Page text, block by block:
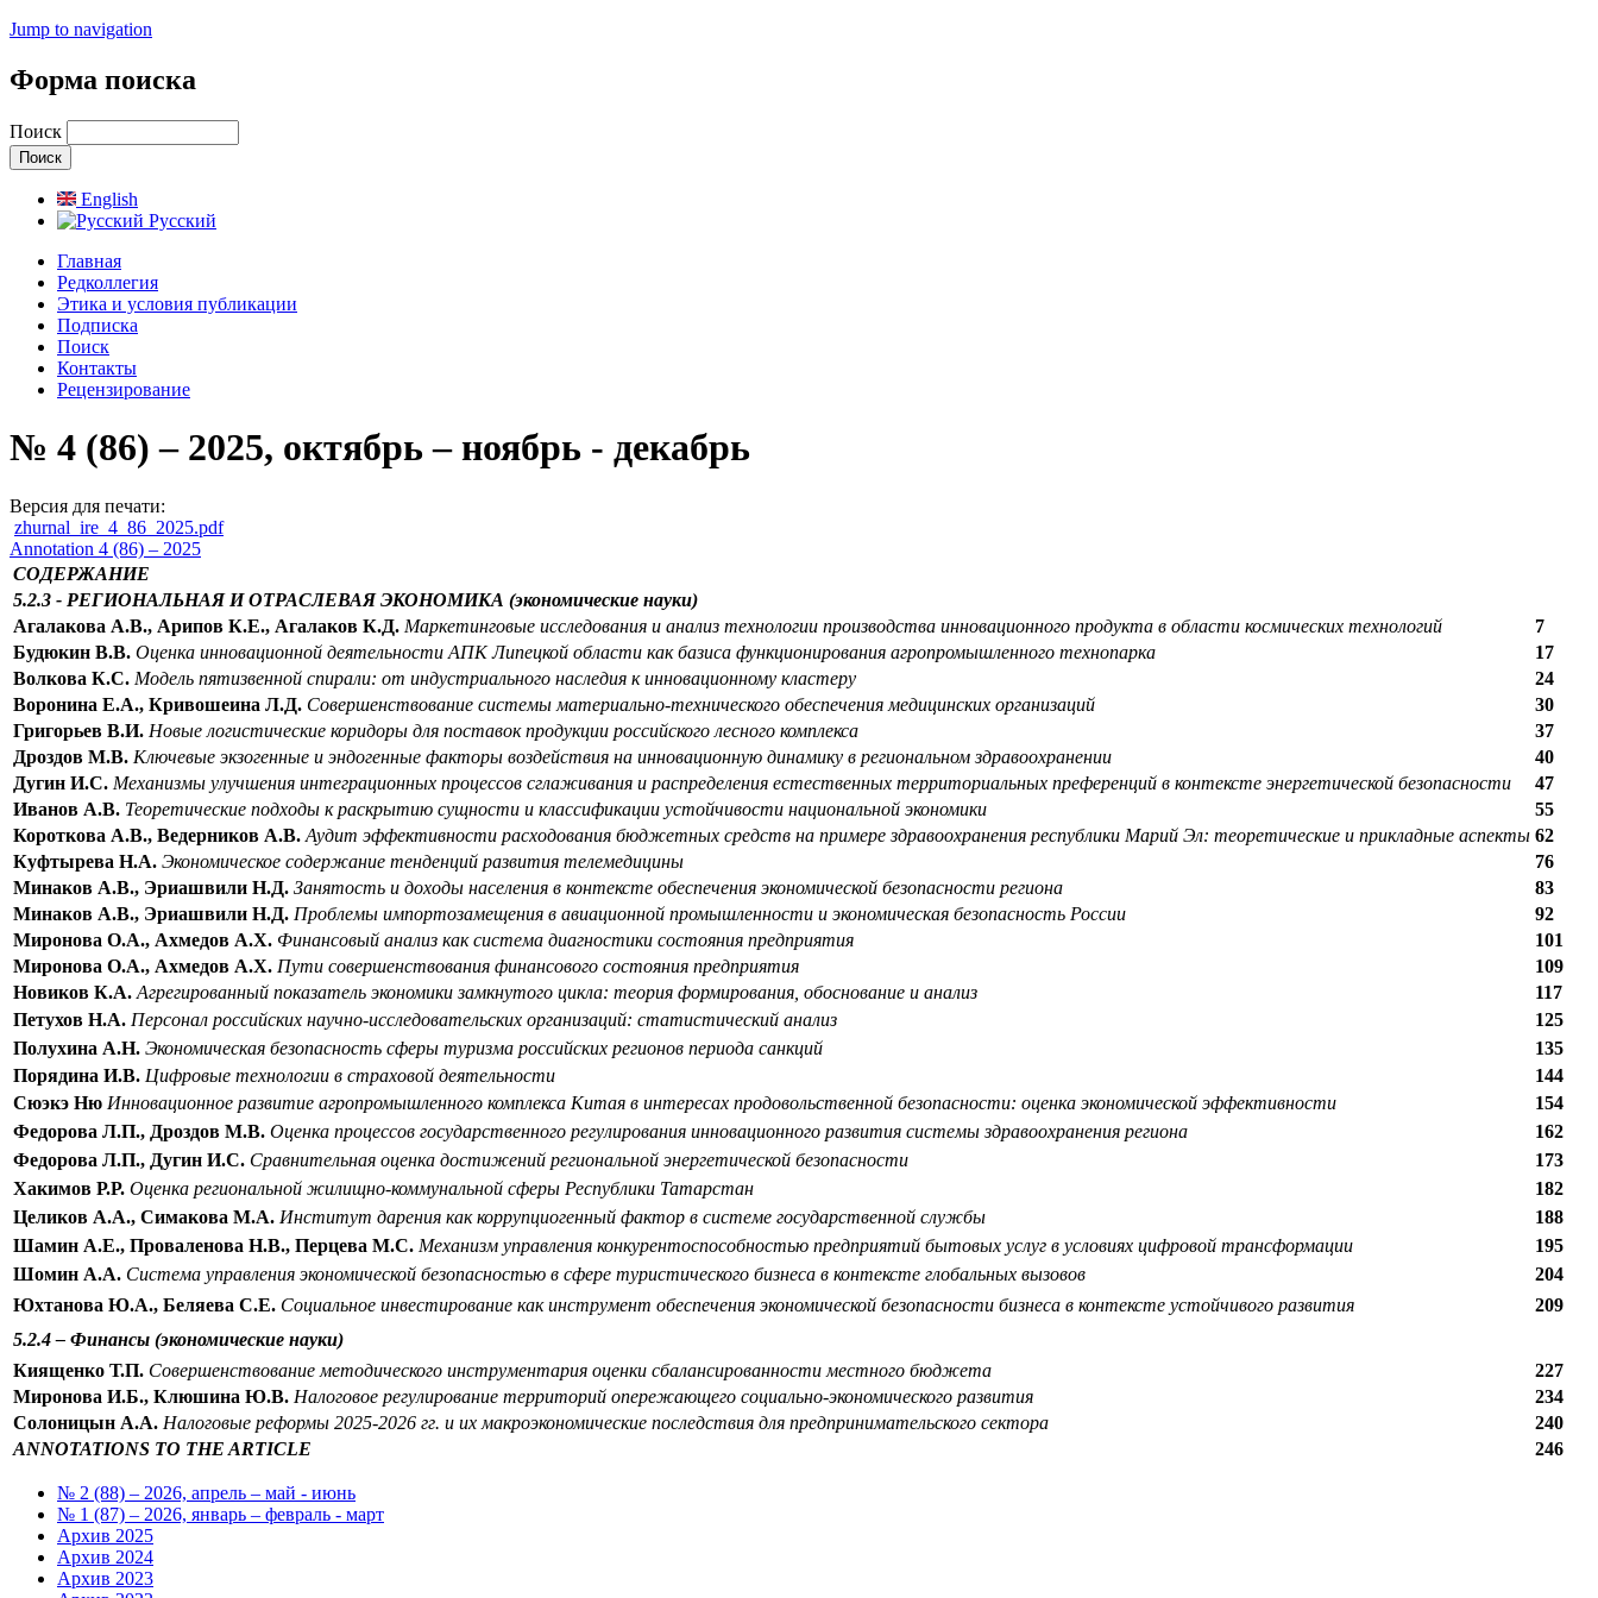
Jump to navigation
Форма поиска
Поиск
English
Русский
Главная
Редколлегия
Этика и условия публикации
Подписка
Поиск
Контакты
Рецензирование
№ 4 (86) – 2025, октябрь – ноябрь - декабрь
Версия для печати:
zhurnal_ire_4_86_2025.pdf
Annotation 4 (86) – 2025
СОДЕРЖАНИЕ
5.2.3 - РЕГИОНАЛЬНАЯ И ОТРАСЛЕВАЯ ЭКОНОМИКА (экономические науки)
Агалакова А.В., Арипов К.Е., Агалаков К.Д. Маркетинговые исследования и анализ технологии производства инновационного продукта в области космических технологий
7
Будюкин В.В. Оценка инновационной деятельности АПК Липецкой области как базиса функционирования агропромышленного технопарка
17
Волкова К.С. Модель пятизвенной спирали: от индустриального наследия к инновационному кластеру
24
Воронина Е.А., Кривошеина Л.Д. Совершенствование системы материально-технического обеспечения медицинских организаций
30
Григорьев В.И. Новые логистические коридоры для поставок продукции российского лесного комплекса
37
Дроздов М.В. Ключевые экзогенные и эндогенные факторы воздействия на инновационную динамику в региональном здравоохранении
40
Дугин И.С. Механизмы улучшения интеграционных процессов сглаживания и распределения естественных территориальных преференций в контексте энергетической безопасности
47
Иванов А.В. Теоретические подходы к раскрытию сущности и классификации устойчивости национальной экономики
55
Короткова А.В., Ведерников А.В. Аудит эффективности расходования бюджетных средств на примере здравоохранения республики Марий Эл: теоретические и прикладные аспекты 62
Куфтырева Н.А. Экономическое содержание тенденций развития телемедицины
76
Минаков А.В., Эриашвили Н.Д. Занятость и доходы населения в контексте обеспечения экономической безопасности региона
83
Минаков А.В., Эриашвили Н.Д. Проблемы импортозамещения в авиационной промышленности и экономическая безопасность России
92
Миронова О.А., Ахмедов А.Х. Финансовый анализ как система диагностики состояния предприятия
101
Миронова О.А., Ахмедов А.Х. Пути совершенствования финансового состояния предприятия
109
Новиков К.А. Агрегированный показатель экономики замкнутого цикла: теория формирования, обоснование и анализ
117
Петухов Н.А. Персонал российских научно-исследовательских организаций: статистический анализ
125
Полухина А.Н. Экономическая безопасность сферы туризма российских регионов периода санкций
135
Порядина И.В. Цифровые технологии в страховой деятельности
144
Сюэкэ Ню Инновационное развитие агропромышленного комплекса Китая в интересах продовольственной безопасности: оценка экономической эффективности
154
Федорова Л.П., Дроздов М.В. Оценка процессов государственного регулирования инновационного развития системы здравоохранения региона
162
Федорова Л.П., Дугин И.С. Сравнительная оценка достижений региональной энергетической безопасности
173
Хакимов Р.Р. Оценка региональной жилищно-коммунальной сферы Республики Татарстан
182
Целиков А.А., Симакова М.А. Институт дарения как коррупциогенный фактор в системе государственной службы
188
Шамин А.Е., Проваленова Н.В., Перцева М.С. Механизм управления конкурентоспособностью предприятий бытовых услуг в условиях цифровой трансформации
195
Шомин А.А. Система управления экономической безопасностью в сфере туристического бизнеса в контексте глобальных вызовов
204
Юхтанова Ю.А., Беляева С.Е. Социальное инвестирование как инструмент обеспечения экономической безопасности бизнеса в контексте устойчивого развития
209
5.2.4 – Финансы (экономические науки)
Киященко Т.П. Совершенствование методического инструментария оценки сбалансированности местного бюджета
227
Миронова И.Б., Клюшина Ю.В. Налоговое регулирование территорий опережающего социально-экономического развития
234
Солоницын А.А. Налоговые реформы 2025-2026 гг. и их макроэкономические последствия для предпринимательского сектора
240
ANNOTATIONS TO THE ARTICLE
246
№ 2 (88) – 2026, апрель – май - июнь
№ 1 (87) – 2026, январь – февраль - март
Архив 2025
Архив 2024
Архив 2023